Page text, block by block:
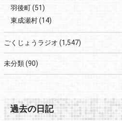
羽後町(51)
東成瀬村(14)
ごくじょうラジオ (1,547)
未分類(90)
過去の日記